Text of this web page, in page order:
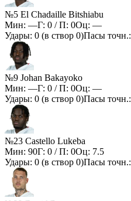
№5 El Chadaille Bitshiabu
Мин: —Г: 0 / П: 0Оц: —
Удары: 0 (в створ 0)Пасы точн.:
№9 Johan Bakayoko
Мин: —Г: 0 / П: 0Оц: —
Удары: 0 (в створ 0)Пасы точн.:
№23 Castello Lukeba
Мин: 90Г: 0 / П: 0Оц: 7.5
Удары: 0 (в створ 0)Пасы точн.: